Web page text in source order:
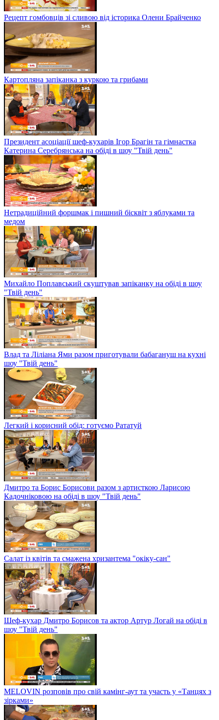
Рецепт гомбовців зі сливою від історика Олени Брайченко
Картопляна запіканка з куркою та грибами
Президент асоціації шеф-кухарів Ігор Брагін та гімнастка
Катерина Серебрянська на обіді в шоу "Твій день"
Нетрадиційний форшмак і пишний бісквіт з яблуками та
медом
Михайло Поплавський скуштував запіканку на обіді в шоу
"Твій день"
Влад та Ліліана Ями разом приготували бабагануш на кухні
шоу "Твій день"
Легкий і корисний обід: готуємо Рататуй
Дмитро та Борис Борисови разом з артисткою Ларисою
Кадочніковою на обіді в шоу "Твій день"
Салат із квітів та смажена хризантема "окіку-сан"
Шеф-кухар Дмитро Борисов та актор Артур Логай на обіді в
шоу "Твій день"
MELOVIN розповів про свій камінг-аут та участь у «Танцях з
зірками»